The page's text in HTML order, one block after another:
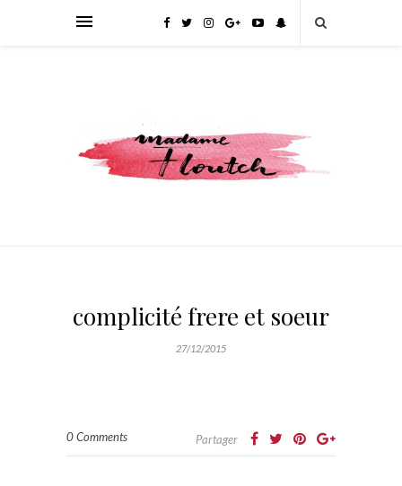
complicité frere et soeur
27/12/2015
0 Comments Partager